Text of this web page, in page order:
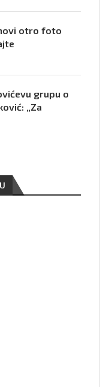
novi otro foto
grupu o
„Za